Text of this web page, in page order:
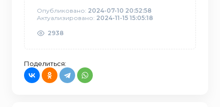
Опубликовано: 2024-07-10 20:52:58
Актуализировано: 2024-11-15 15:05:18
2938
Поделиться: